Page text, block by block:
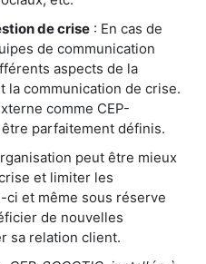
de crise : En cas de
de communication
aspects de la
la communication de crise.
comme CEP-
parfaitement définis.
peut être mieux
et limiter les
ci et même sous réserve
de nouvelles
sa relation client.